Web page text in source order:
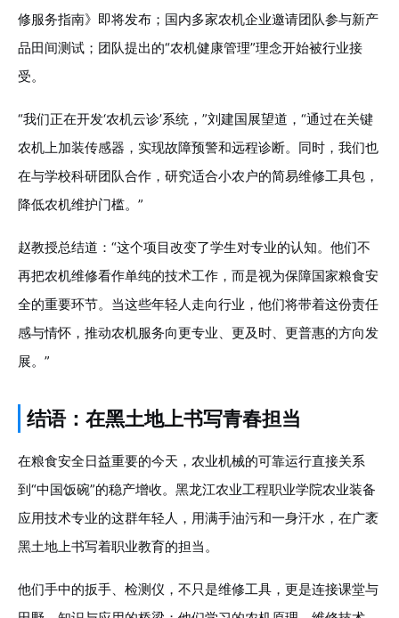
修服务指南》即将发布；国内多家农机企业邀请团队参与新产
品田间测试；团队提出的“农机健康管理”理念开始被行业接
受。
“我们正在开发‘农机云诊’系统，”刘建国展望道，“通过在关键
农机上加装传感器，实现故障预警和远程诊断。同时，我们也
在与学校科研团队合作，研究适合小农户的简易维修工具包，
降低农机维护门槛。”
赵教授总结道：“这个项目改变了学生对专业的认知。他们不
再把农机维修看作单纯的技术工作，而是视为保障国家粮食安
全的重要环节。当这些年轻人走向行业，他们将带着这份责任
感与情怀，推动农机服务向更专业、更及时、更普惠的方向发
展。”
结语：在黑土地上书写青春担当
在粮食安全日益重要的今天，农业机械的可靠运行直接关系
到“中国饭碗”的稳产增收。黑龙江农业工程职业学院农业装备
应用技术专业的这群年轻人，用满手油污和一身汗水，在广袤
黑土地上书写着职业教育的担当。
他们手中的扳手、检测仪，不只是维修工具，更是连接课堂与